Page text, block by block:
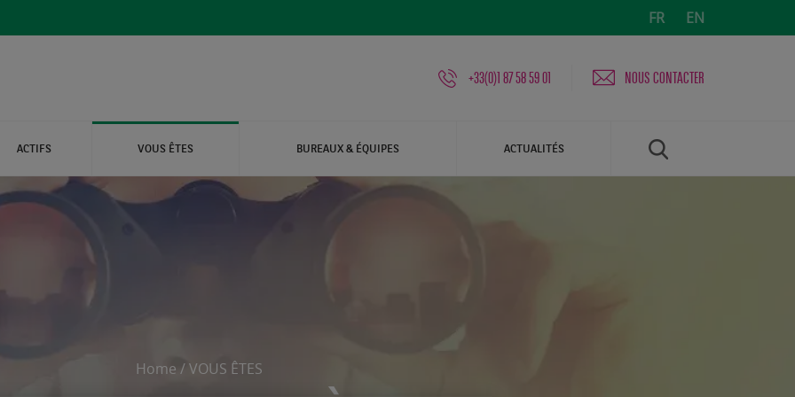
FR EN
NOUS CONTACTER
+33(0)1 87 58 59 01
ACTIFS
DE SANTÉ
DE TOURISME
VOUS ÊTES BUREAUX & ÉQUIPES ACTUALITÉS
Home /VOUS ÊTES